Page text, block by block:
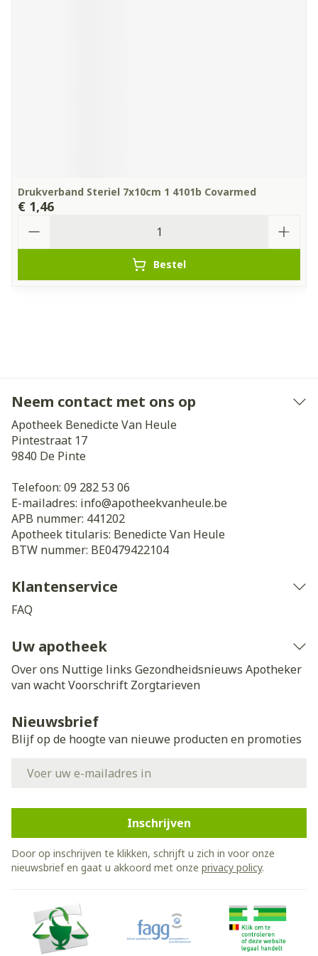
Drukverband Steriel 7x10cm 1 4101b Covarmed
€ 1,46
Bestel
Neem contact met ons op
Apotheek Benedicte Van Heule
Pintestraat 17
9840 De Pinte
Telefoon: 09 282 53 06
E-mailadres: info@apotheekvanheule.be
APB nummer: 441202
Apotheek titularis: Benedicte Van Heule
BTW nummer: BE0479422104
Klantenservice
FAQ
Uw apotheek
Over ons Nuttige links Gezondheidsnieuws Apotheker
van wachtVoorschrift Zorgtarieven
Nieuwsbrief
Blijf op de hoogte van nieuwe producten en promoties
Inschrijven
Door op inschrijven te klikken, schrijft u zich in voor onze
nieuwsbrief en gaat u akkoord met onze privacy policy.